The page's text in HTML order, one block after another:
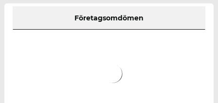
Företagsomdömen